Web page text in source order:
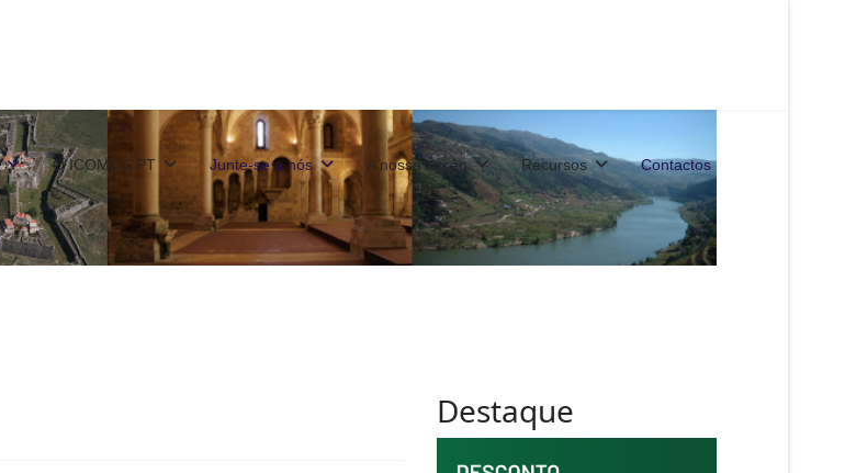
O ICOMOS PT Junte-se a nós A nossa acção Recursos Contactos
Destaque